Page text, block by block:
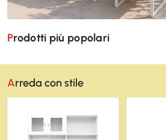
Prodotti più popolari
Arreda con stile